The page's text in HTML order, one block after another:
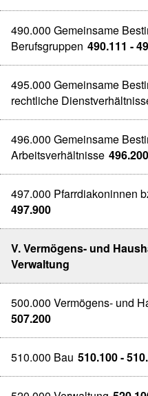
490.000 Gemeinsame
Berufsgruppen 490.111 -
495.000 Gemeinsame
rechtliche
496.000 Gemeinsame
Arbeitsverhältnisse
497.000 Pfarrdiakoninnen
497.900
V. Vermögens- und
Verwaltung
500.000 Vermögens- und
507.200
510.000 Bau 510.100 -